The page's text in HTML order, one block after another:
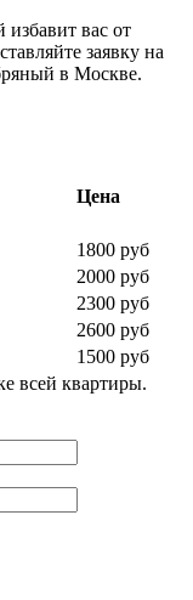
вас от
заявку на
в Москве.
Цена
1800 руб
2000 руб
2300 руб
2600 руб
1500 руб
всей квартиры.